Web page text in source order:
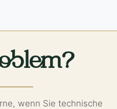
wenn Sie technische